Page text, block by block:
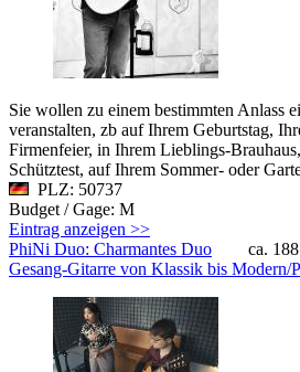
Sie wollen zu einem bestimmten Anlass
veranstalten, zb auf Ihrem Geburtstag,
Firmenfeier, in Ihrem Lieblings-
Schütztest, auf Ihrem Sommer- oder
PLZ: 50737
Budget / Gage: M
Eintrag anzeigen >>
ca.
PhiNi Duo: Charmantes Duo
Gesang-Gitarre von Klassik bis Modern/